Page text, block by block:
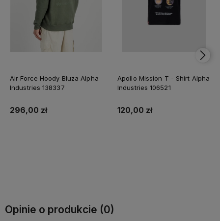
Air Force Hoody Bluza Alpha
Industries 138337
296,00 zł
Apollo Mission T - Shirt Alpha
Industries 106521
120,00 zł
Opinie o produkcie (0)